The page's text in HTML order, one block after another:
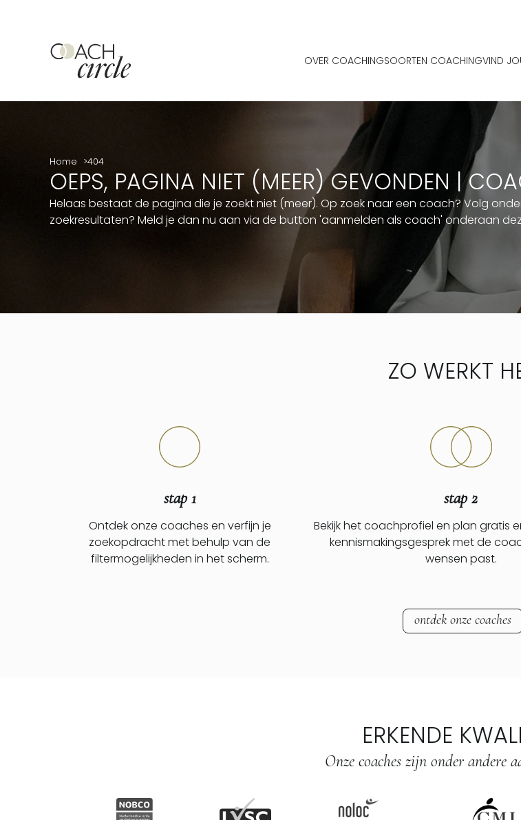
OVER COACHINGSOORTEN COACHINGVIND
Home 404
OEPS, PAGINA NIET (MEER) GEVONDEN |
Helaas bestaat de pagina die je zoekt niet (meer). Op zoek naar een coach? Volg
zoekresultaten? Meld je dan nu aan via de button 'aanmelden als coach' onderaan
ZO WERKT
stap 1
Ontdek onze coaches en verfijn je
zoekopdracht met behulp van de
filtermogelijkheden in het scherm.
stap 2
Bekijk het coachprofiel en plan gratis
kennismakingsgesprek met de
wensen past.
ontdek onze coaches
ERKENDE
Onze coaches zijn onder andere